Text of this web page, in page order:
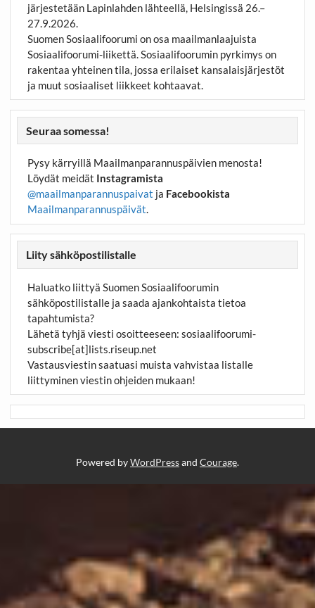
järjestetään Lapinlahden lähteellä, Helsingissä 26.–
27.9.2026.
Suomen Sosiaalifoorumi on osa maailmanlaajuista
Sosiaalifoorumi-liikettä. Sosiaalifoorumin pyrkimys on
rakentaa yhteinen tila, jossa erilaiset kansalaisjärjestöt
ja muut sosiaaliset liikkeet kohtaavat.
Seuraa somessa!
Pysy kärryillä Maailmanparannuspäivien menosta!
Löydät meidät Instagramista
@maailmanparannuspaivat ja Facebookista
Maailmanparannuspäivät.
Liity sähköpostilistalle
Haluatko liittyä Suomen Sosiaalifoorumin
sähköpostilistalle ja saada ajankohtaista tietoa
tapahtumista?
Lähetä tyhjä viesti osoitteeseen: sosiaalifoorumi-
subscribe[at]lists.riseup.net
Vastausviestin saatuasi muista vahvistaa listalle
liittyminen viestin ohjeiden mukaan!
Powered byWordPressand Courage.